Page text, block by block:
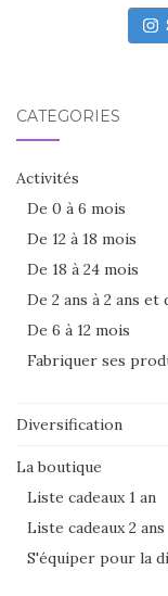
CATÉGORIES
Activités
De 0 à 6 mois
De 12 à 18 mois
De 18 à 24 mois
De 2 ans à 2 ans et
De 6 à 12 mois
Fabriquer ses
Diversification
La boutique
Liste cadeaux 1 an
Liste cadeaux 2 ans
S'équiper pour la